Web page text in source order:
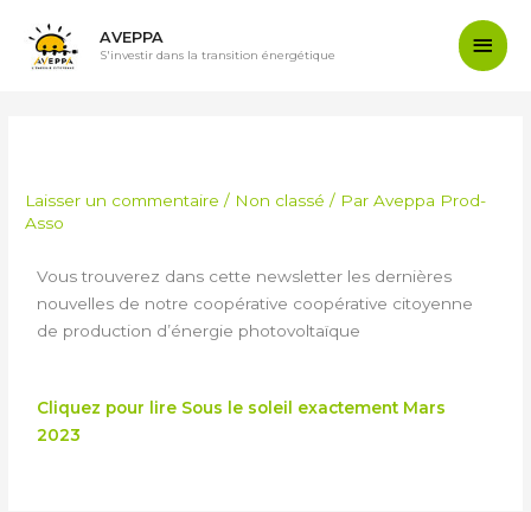
AVEPPA
S'investir dans la transition énergétique
Laisser un commentaire / Non classé / ParAveppa Prod-
Asso
Vous trouverez dans cette newsletter les dernières
nouvelles de notre coopérative coopérative citoyenne
de production d’énergie photovoltaïque
Cliquez pour lire Sous le soleil exactement Mars
2023